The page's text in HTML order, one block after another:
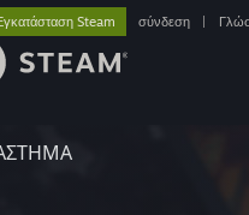
Steam σύνδεση